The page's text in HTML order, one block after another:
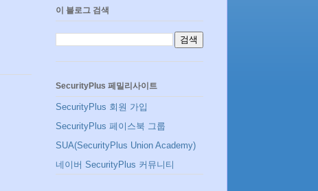
이 블로그 검색
SecurityPlus 페밀리사이트
SecurityPlus 회원 가입
SecurityPlus 페이스북 그룹
SUA(SecurityPlus Union Academy)
네이버 SecurityPlus 커뮤니티